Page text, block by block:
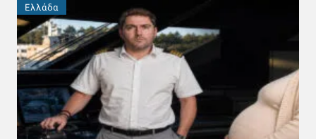
Ελλάδα